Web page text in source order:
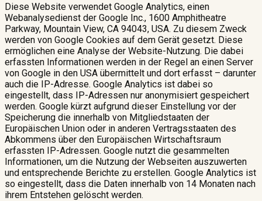
Diese Website verwendet Google Analytics, einen
Webanalysedienst der Google Inc., 1600 Amphitheatre
Parkway, Mountain View, CA 94043, USA. Zu diesem Zweck
werden von Google Cookies auf dem Gerät gesetzt. Diese
ermöglichen eine Analyse der Website-Nutzung. Die dabei
erfassten Informationen werden in der Regel an einen Server
von Google in den USA übermittelt und dort erfasst – darunter
auch die IP-Adresse. Google Analytics ist dabei so
eingestellt, dass IP-Adressen nur anonymisiert gespeichert
werden. Google kürzt aufgrund dieser Einstellung vor der
Speicherung die innerhalb von Mitgliedstaaten der
Europäischen Union oder in anderen Vertragsstaaten des
Abkommens über den Europäischen Wirtschaftsraum
erfassten IP-Adressen. Google nutzt die gesammelten
Informationen, um die Nutzung der Webseiten auszuwerten
und entsprechende Berichte zu erstellen. Google Analytics ist
so eingestellt, dass die Daten innerhalb von 14 Monaten nach
ihrem Entstehen gelöscht werden.